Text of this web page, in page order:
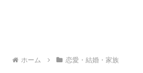
ホーム 恋愛・結婚・家族